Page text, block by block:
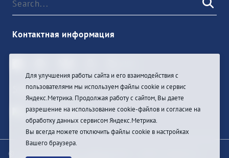
Контактная информация
Sign In
© При цитировании информации с сайта ссылка на
Для улучшения работы сайта и его взаимодействия с
пользователями мы используем файлы cookie и сервис
Яндекс.Метрика. Продолжая работу с сайтом, Вы даете
разрешение на использование cookie-файлов и согласие на
обработку данных сервисом Яндекс.Метрика.
Вы всегда можете отключить файлы cookie в настройках
Вашего браузера.